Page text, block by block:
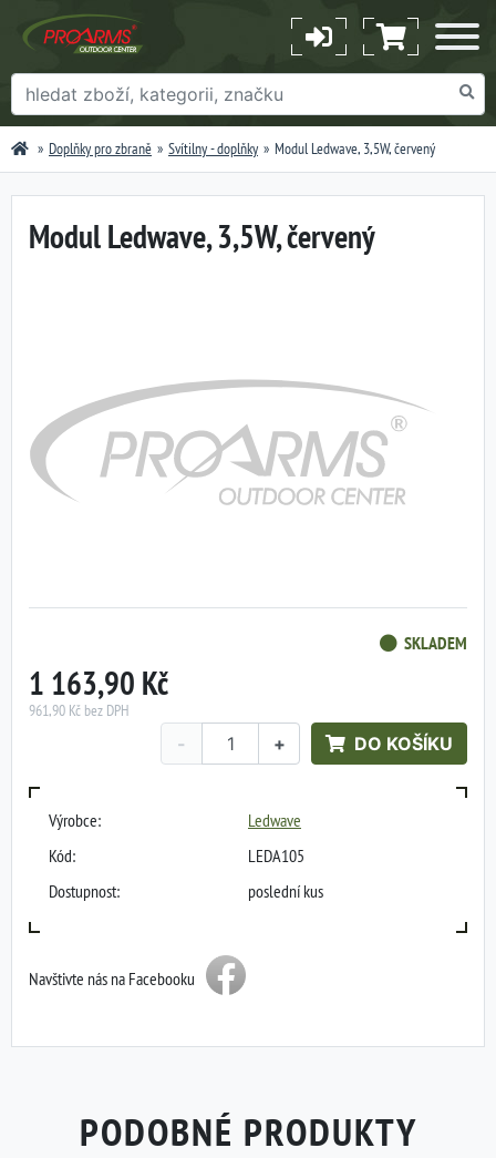
Doplňky pro zbraně Svítilny - doplňky Modul Ledwave, 3,5W, červený
Modul Ledwave, 3,5W, červený
SKLADEM
1 163,90 Kč
961,90 Kč bez DPH
+
- DO KOŠÍKU
Výrobce:
Ledwave
Kód:
LEDA105
Dostupnost:
poslední kus
Navštivte nás na Facebooku
PODOBNÉ PRODUKTY